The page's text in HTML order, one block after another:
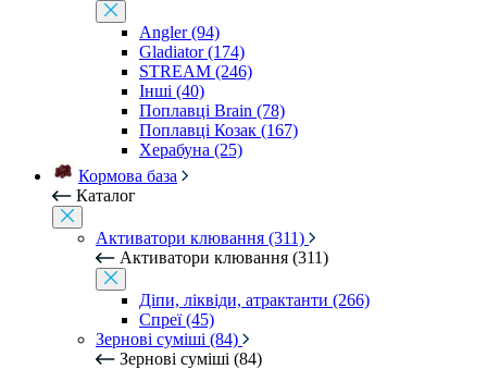
Angler (94)
Gladiator (174)
STREAM (246)
Інші (40)
Поплавці Brain (78)
Поплавці Козак (167)
Херабуна (25)
Кормова база
Каталог
Активатори клювання (311)
Активатори клювання (311)
Діпи, ліквіди, атрактанти (266)
Спреї (45)
Зернові суміші (84)
Зернові суміші (84)